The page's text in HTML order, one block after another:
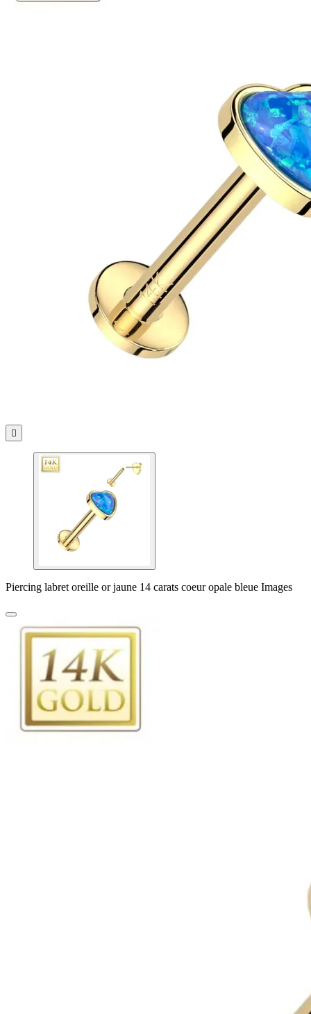

Piercing labret oreille or jaune 14 carats coeur opale bleue Images